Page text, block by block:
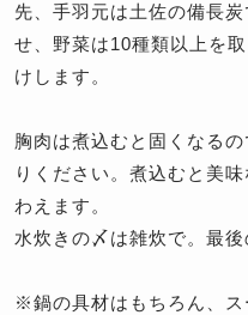
先、手羽元は土佐の備長
せ、野菜は10種類以上を
けします。
胸肉は煮込むと固くなる
りください。煮込むと美
わえます。
水炊きの〆は雑炊で。最
※鍋の具材はもちろん、ス